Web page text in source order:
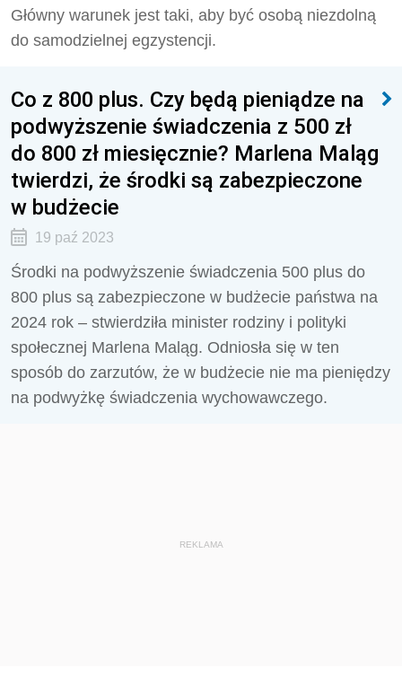
Główny warunek jest taki, aby być osobą niezdolną
do samodzielnej egzystencji.
Co z 800 plus. Czy będą pieniądze na
podwyższenie świadczenia z 500 zł
do 800 zł miesięcznie? Marlena Maląg
twierdzi, że środki są zabezpieczone
w budżecie
19 paź 2023
Środki na podwyższenie świadczenia 500 plus do
800 plus są zabezpieczone w budżecie państwa na
2024 rok – stwierdziła minister rodziny i polityki
społecznej Marlena Maląg. Odniosła się w ten
sposób do zarzutów, że w budżecie nie ma pieniędzy
na podwyżkę świadczenia wychowawczego.
REKLAMA